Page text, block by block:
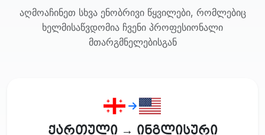
აღმოაჩინეთ სხვა ენობრივი წყვილები, რომლებიც
ხელმისაწვდომია ჩვენი პროფესიონალი
მთარგმნელებისგან
ქართული → ინგლისური